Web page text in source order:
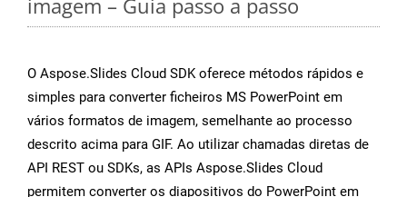
imagem – Guia passo a passo
O Aspose.Slides Cloud SDK oferece métodos rápidos e
simples para converter ficheiros MS PowerPoint em
vários formatos de imagem, semelhante ao processo
descrito acima para GIF. Ao utilizar chamadas diretas de
API REST ou SDKs, as APIs Aspose.Slides Cloud
permitem converter os diapositivos do PowerPoint em